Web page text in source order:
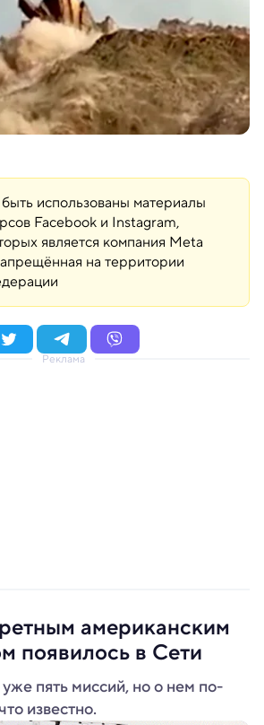
использованы материалы
Facebook и Instagram,
является компания Meta
на территории
Реклама
американским
появилось в Сети
пять миссий, но о нем по-
известно.